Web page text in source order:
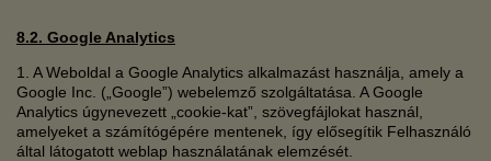
8.2. Google Analytics
1. A Weboldal a Google Analytics alkalmazást használja, amely a
Google Inc. („Google”) webelemző szolgáltatása. A Google
Analytics úgynevezett „cookie-kat”, szövegfájlokat használ,
amelyeket a számítógépére mentenek, így elősegítik Felhasználó
által látogatott weblap használatának elemzését.